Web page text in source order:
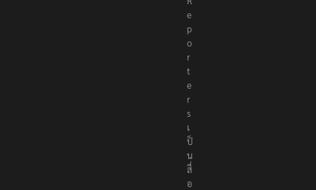
R
e
p
o
r
t
e
r
s
เ
ป็
น
สื่